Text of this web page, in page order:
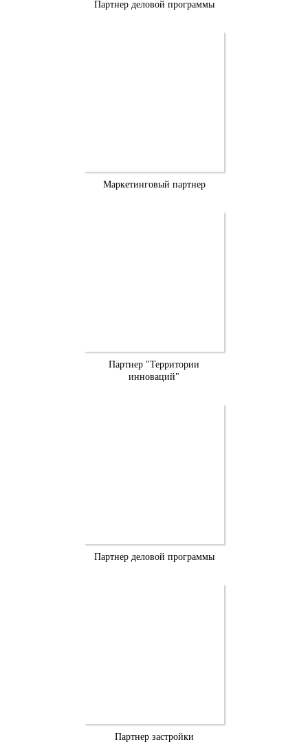
Партнер деловой программы
Маркетинговый партнер
Партнер "Территории
инноваций"
Партнер деловой программы
Партнер застройки